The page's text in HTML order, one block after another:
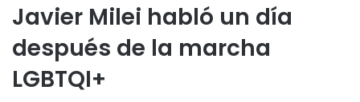
Javier Milei habló un día
después de la marcha
LGBTQI+